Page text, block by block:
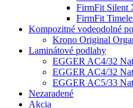
FirmFit Silent
FirmFit
Kompozitné vodeodolné
Krono Original
Laminátové podlahy
EGGER AC4/32
EGGER AC4/32
EGGER AC5/33
Nezaradené
Akcia